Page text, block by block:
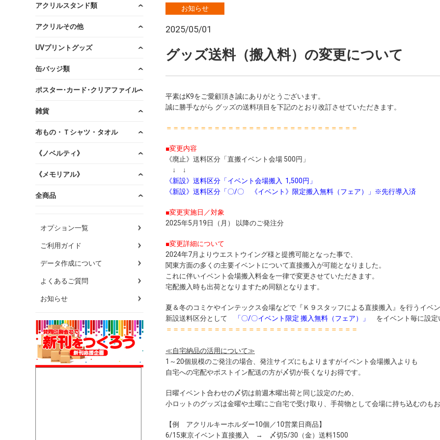
お知らせ
2025/05/01
グッズ送料（搬入料）の変更について
平素はK9をご愛顧頂き誠にありがとうございます。
誠に勝手ながら グッズの送料項目を下記のとおり改訂させていただきます。
＝＝＝＝＝＝＝＝＝＝＝＝＝＝＝＝＝＝＝＝＝＝＝＝＝＝＝＝
■変更内容
《廃止》送料区分「直搬イベント会場 500円」
↓ ↓
《新設》送料区分「イベント会場搬入 1,500円」
《新設》送料区分「〇/〇 《イベント》限定搬入無料（フェア）」※先行導入済
■変更実施日／対象
2025年5月19日（月） 以降のご発注分
■変更詳細について
2024年7月よりウエストウイング様と提携可能となった事で、
関東方面の多くの主要イベントについて直接搬入が可能となりました。
これに伴いイベント会場搬入料金を一律で変更させていただきます。
宅配搬入時も出荷となりますため同額となります。
夏＆冬のコミケやインテックス会場などで『Ｋ９スタッフによる直接搬入』を行うイベ
新設送料区分として
「〇/〇イベント限定 搬入無料（フェア） 」 をイベント毎に設
＝＝＝＝＝＝＝＝＝＝＝＝＝＝＝＝＝＝＝＝＝＝＝＝＝＝＝＝
≪自宅納品の活用について≫
1～20個規模のご発注の場合、発注サイズにもよりますがイベント会場搬入よりも
自宅への宅配やポストイン配送の方が〆切が長くなりお得です。
日曜イベント合わせの〆切は前週木曜出荷と同じ設定のため、
小ロットのグッズは金曜や土曜にご自宅で受け取り、手荷物として会場に持ち込むのも
【例 アクリルキーホルダー10個／10営業日商品】
6/15東京イベント直接搬入 → 〆切5/30（金）送料1500
アクリルスタンド類
アクリルその他
UVプリントグッズ
缶バッジ類
ポスター･カード･クリアファイル
雑貨
布もの・Ｔシャツ・タオル
《ノベルティ》
《メモリアル》
全商品
オプション一覧
ご利用ガイド
データ作成について
よくあるご質問
お知らせ